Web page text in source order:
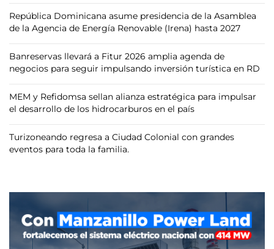
República Dominicana asume presidencia de la Asamblea
de la Agencia de Energía Renovable (Irena) hasta 2027
Banreservas llevará a Fitur 2026 amplia agenda de
negocios para seguir impulsando inversión turística en RD
MEM y Refidomsa sellan alianza estratégica para impulsar
el desarrollo de los hidrocarburos en el país
Turizoneando regresa a Ciudad Colonial con grandes
eventos para toda la familia.